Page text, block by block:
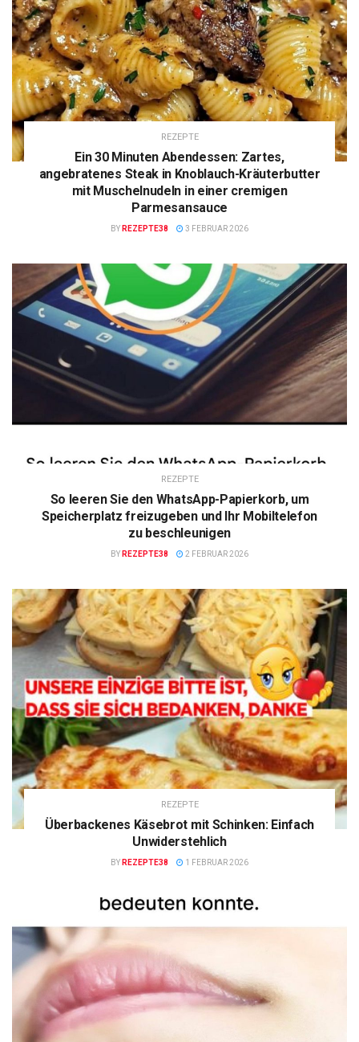
REZEPTE
Ein 30 Minuten Abendessen: Zartes,
angebratenes Steak in Knoblauch-Kräuterbutter
mit Muschelnudeln in einer cremigen
Parmesansauce
BY REZEPTE38 3 FEBRUAR 2026
REZEPTE
So leeren Sie den WhatsApp-Papierkorb, um
Speicherplatz freizugeben und Ihr Mobiltelefon
zu beschleunigen
BY REZEPTE38 2 FEBRUAR 2026
REZEPTE
Überbackenes Käsebrot mit Schinken: Einfach
Unwiderstehlich
BY REZEPTE38 1 FEBRUAR 2026